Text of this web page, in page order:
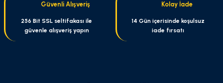
Bu ürüne benzer farklı alternatifler olmalı.
Güvenli Alışveriş
256 Bit SSL seltifakası ile
güvenle alışveriş yapın
Kolay İade
14 Gün içerisinde koşulsuz
iade fırsatı